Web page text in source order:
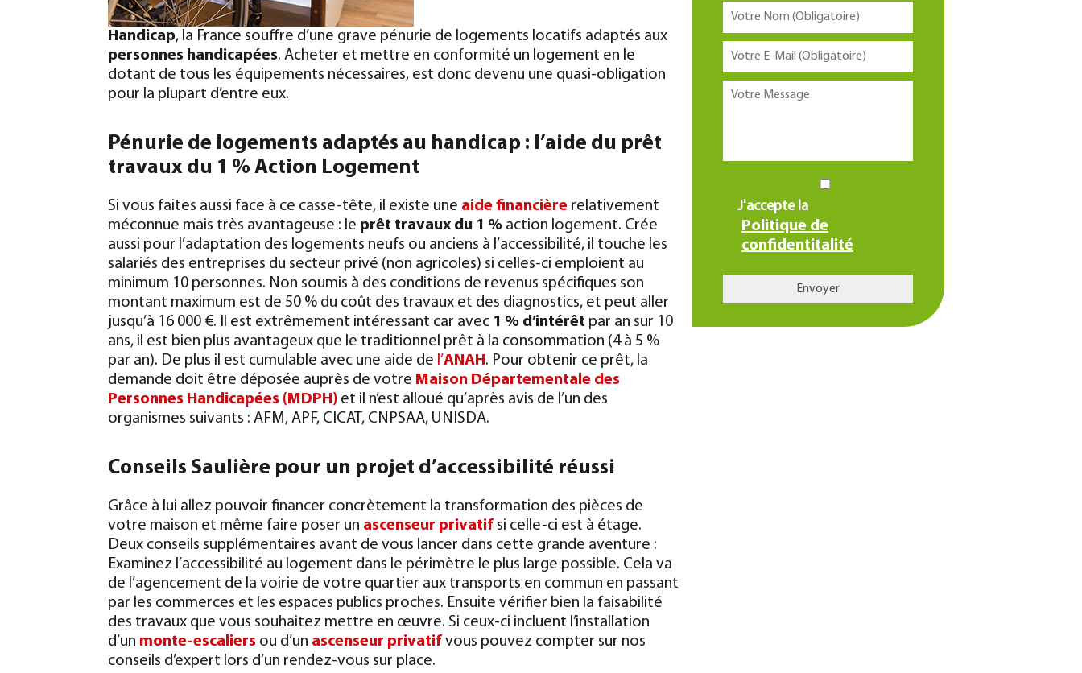
Handicap, la France souffre d’une grave pénurie de logements locatifs adaptés aux
personnes handicapées. Acheter et mettre en conformité un logement en le
dotant de tous les équipements nécessaires, est donc devenu une quasi-obligation
pour la plupart d’entre eux.
Pénurie de logements adaptés au handicap : l’aide du prêt
travaux du 1 % Action Logement
Si vous faites aussi face à ce casse-tête, il existe une aide financière relativement
méconnue mais très avantageuse : le prêt travaux du 1 % action logement. Crée
aussi pour l’adaptation des logements neufs ou anciens à l’accessibilité, il touche les
salariés des entreprises du secteur privé (non agricoles) si celles-ci emploient au
minimum 10 personnes. Non soumis à des conditions de revenus spécifiques son
montant maximum est de 50 % du coût des travaux et des diagnostics, et peut aller
jusqu’à 16 000 €. Il est extrêmement intéressant car avec 1 % d’intérêt par an sur 10
ans, il est bien plus avantageux que le traditionnel prêt à la consommation (4 à 5 %
par an). De plus il est cumulable avec une aide de l’ANAH . Pour obtenir ce prêt, la
demande doit être déposée auprès de votre Maison Départementale des
Personnes Handicapées (MDPH) et il n’est alloué qu’après avis de l’un des
organismes suivants : AFM, APF, CICAT, CNPSAA, UNISDA.
Conseils Saulière pour un projet d’accessibilité réussi
Grâce à lui allez pouvoir financer concrètement la transformation des pièces de
votre maison et même faire poser un ascenseur privatif si celle-ci est à étage.
Deux conseils supplémentaires avant de vous lancer dans cette grande aventure :
Examinez l’accessibilité au logement dans le périmètre le plus large possible. Cela va
de l’agencement de la voirie de votre quartier aux transports en commun en passant
par les commerces et les espaces publics proches. Ensuite vérifier bien la faisabilité
des travaux que vous souhaitez mettre en œuvre. Si ceux-ci incluent l’installation
d’un monte-escaliers ou d’un ascenseur privatif vous pouvez compter sur nos
conseils d’expert lors d’un rendez-vous sur place.
J'accepte la
Politique de
confidentitalité